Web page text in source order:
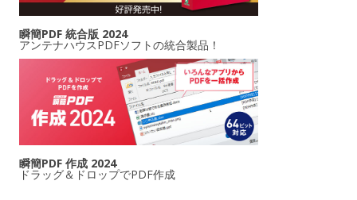
瞬簡PDF 統合版 2024
アンテナハウスPDFソフトの統合製品！
瞬簡PDF 作成 2024
ドラッグ＆ドロップでPDF作成